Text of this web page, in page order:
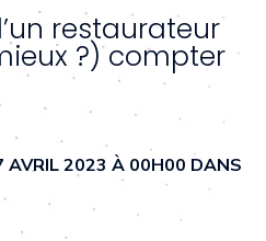
restaurateur
?) compter
AVRIL 2023 À 00H00 DANS